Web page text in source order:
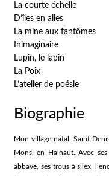
La courte échelle
D’îles en ailes
La mine aux fantômes
Inimaginaire
Lupin, le lapin
La Poix
L’atelier de poésie
Biographie
Mon village natal, Saint-
Mons, en Hainaut. Avec
abbaye, ses trous à silex,